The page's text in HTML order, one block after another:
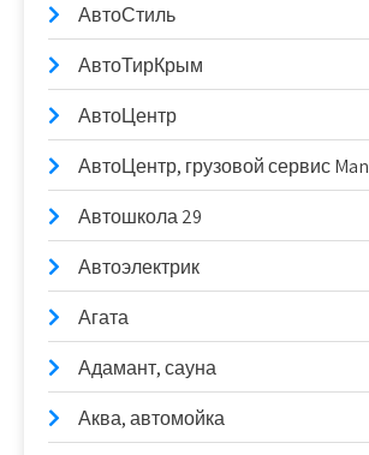
АвтоСтиль
АвтоТирКрым
АвтоЦентр
АвтоЦентр, грузовой сервис Man
Автошкола 29
Автоэлектрик
Агата
Адамант, сауна
Аква, автомойка